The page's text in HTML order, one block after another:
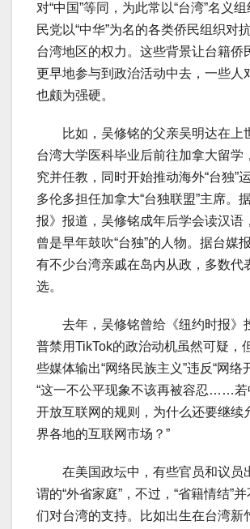
对“中国”等同，为此常以“台湾”名义
民党以“中华”为名的各类侨民组织对
台湾地区的权力。这些背景让台籍侨
更早地参与到政治活动中去，一些人
也颇为强硬。
比如，吴修铭的父亲吴明达在上
台湾大学医科毕业后前往加拿大留学
究并任教，同时开始推动海外“台独”
多伦多担任加拿大“台独联盟”主席。
报》报道，吴修铭成年后学会读汉语
曾是早年鼓吹“台独”的人物。据台媒
有不少台湾亲戚在岛内从政，多数代
选。
去年，吴修铭曾给《纽约时报》
普禁用TikTok的政治动机虽然可疑，
些媒体输出“网络民族主义”违反“网络
“这一不公平现象不该再被容忍……若
开放互联网的规则，为什么还要继续
界各地的互联网市场？”
在美国政坛中，有些官员和议员
谓的“外省家庭”，不过，“省籍情结”
们对台湾的支持。比如出生在台湾新